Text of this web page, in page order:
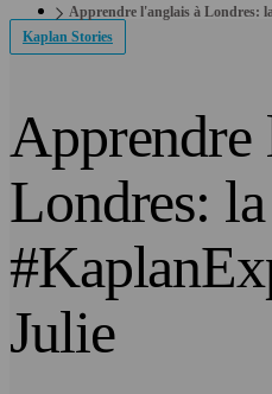
Apprendre l'anglais à Londres:
Kaplan Stories
Apprendre
Londres: la
Julie